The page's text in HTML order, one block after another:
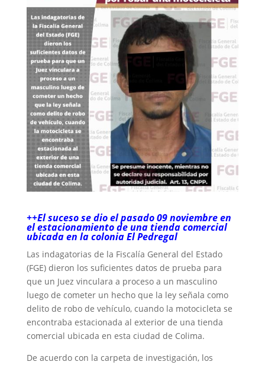
++El suceso se dio el pasado 09 noviembre en
el estacionamiento de una tienda comercial
ubicada en la colonia El Pedregal
Las indagatorias de la Fiscalía General del Estado
(FGE) dieron los suficientes datos de prueba para
que un Juez vinculara a proceso a un masculino
luego de cometer un hecho que la ley señala como
delito de robo de vehículo, cuando la motocicleta se
encontraba estacionada al exterior de una tienda
comercial ubicada en esta ciudad de Colima.
De acuerdo con la carpeta de investigación, los